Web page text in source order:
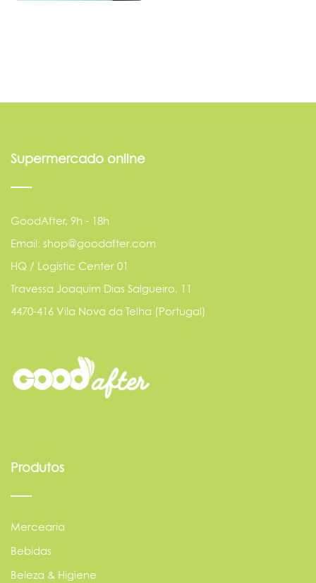
Supermercado online
GoodAfter, 9h - 18h
Email: shop@goodafter.com
HQ / Logistic Center 01
Travessa Joaquim Dias Salgueiro, 11
4470-416 Vila Nova da Telha (Portugal)
Produtos
Mercearia
Bebidas
Beleza & Higiene